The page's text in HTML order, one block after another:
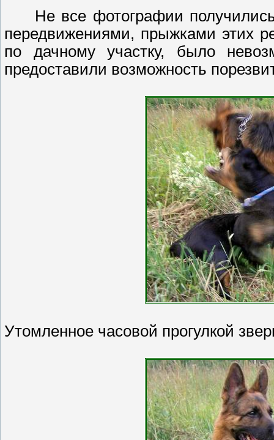
Не все фотографии получились
передвижениями, прыжками этих
по дачному участку, было
предоставили возможность
Утомленное часовой прогулкой